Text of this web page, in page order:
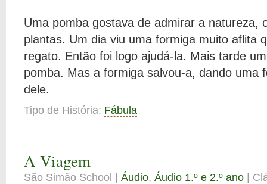
Uma pomba gostava de admirar a natureza,
plantas. Um dia viu uma formiga muito aflita
regato. Então foi logo ajudá-la. Mais tarde
pomba. Mas a formiga salvou-a, dando uma
dele.
Tipo de História: Fábula
A Viagem
São Simão School | Áudio, Áudio 1.º e 2.º ano |